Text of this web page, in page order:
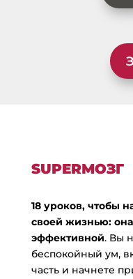
SUPERМОЗГ
18 уроков, чтобы
своей жизнью:
эффективной. Вы
беспокойный ум,
часть и начнете